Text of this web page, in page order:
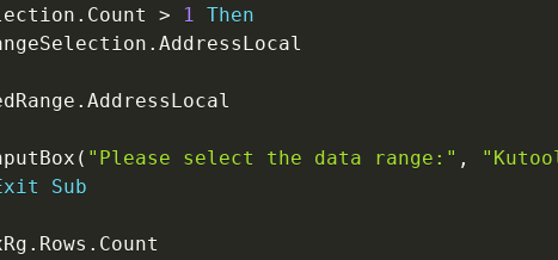
. Count > 1 Then
. AddressLocal
. AddressLocal
( "Please select the data range:" ,
Sub
. Rows . Count